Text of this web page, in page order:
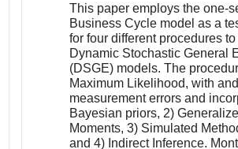
This paper employs the one-
Business Cycle model as a
for four different procedures
Dynamic Stochastic General
(DSGE) models. The
Maximum Likelihood, with
measurement errors and
Bayesian priors, 2)
Moments, 3) Simulated
and 4) Indirect Inference.